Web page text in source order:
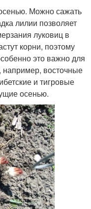
Можно сажать
лилии позволяет
луковиц в
корни, поэтому
это важно для
например, восточные
и тигровые
осенью.